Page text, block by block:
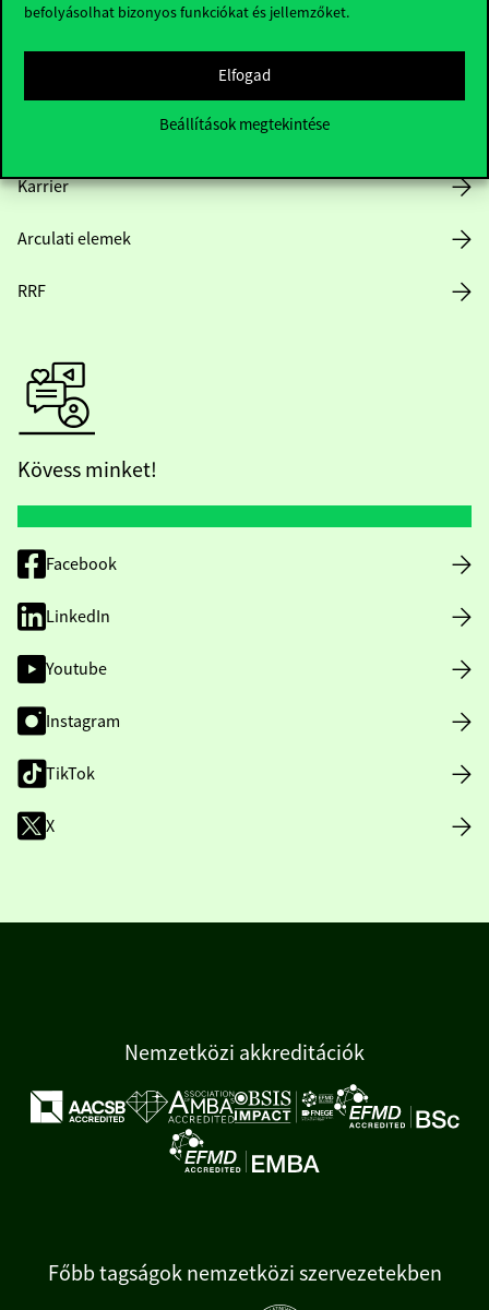
befolyásolhat bizonyos funkciókat és jellemzőket.
Elfogad
Beállítások megtekintése
Karrier
Arculati elemek
RRF
Kövess minket!
Facebook
LinkedIn
Youtube
Instagram
TikTok
X
Nemzetközi akkreditációk
Főbb tagságok nemzetközi szervezetekben